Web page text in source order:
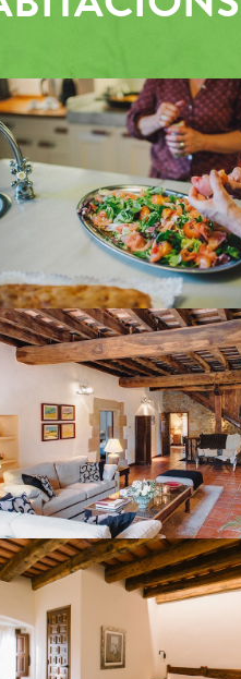
D’ESTAR PRIMERA
HABITACIÓ 4